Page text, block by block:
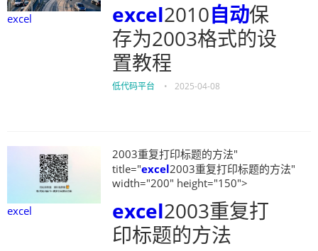
excel excel2010自动保
存为2003格式的设
置教程
低代码平台 • 2025-04-08
excel
2003重复打印标题的方法"
title="excel2003重复打印标题的方法"
width="200" height="150">
excel2003重复打
印标题的方法